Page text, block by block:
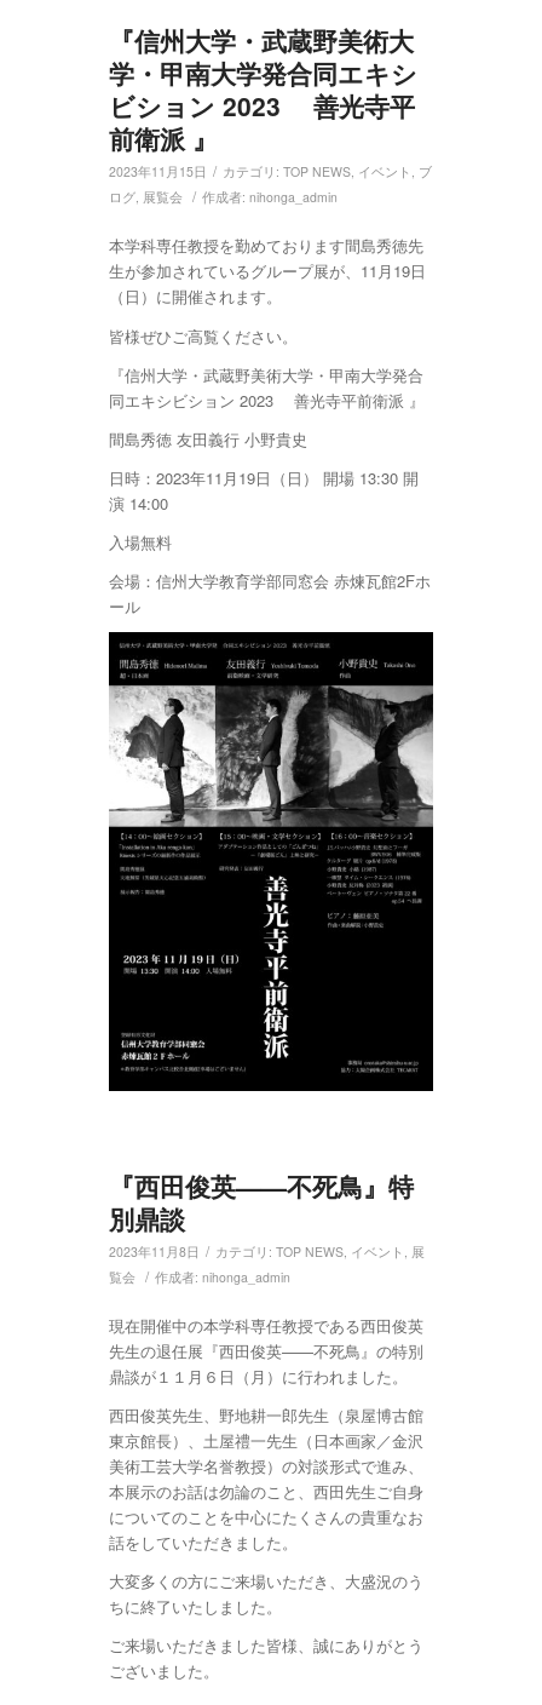
『信州大学・武蔵野美術大
学・甲南大学発合同エキシ
ビション 2023 善光寺平
前衛派 』
2023年11月15日 / カテゴリ: TOP NEWS, イベント , ブ
ログ, 展覧会 / 作成者: nihonga_admin
本学科専任教授を勤めております間島秀徳先
生が参加されているグループ展が、11月19日
（日）に開催されます。
皆様ぜひご高覧ください。
『信州大学・武蔵野美術大学・甲南大学発合
同エキシビション 2023 善光寺平前衛派 』
間島秀徳 友田義行 小野貴史
日時：2023年11月19日（日） 開場 13:30 開
演 14:00
入場無料
会場：信州大学教育学部同窓会 赤煉瓦館2Fホ
ール
『西田俊英——不死鳥』特
別鼎談
2023年11月8日 / カテゴリ: TOP NEWS イベント
展
覧会 / 作成者: nihonga_admin
現在開催中の本学科専任教授である西田俊英
先生の退任展『西田俊英——不死鳥』の特別
鼎談が１１月６日（月）に行われました。
西田俊英先生、野地耕一郎先生（泉屋博古館
東京館長）、土屋禮一先生（日本画家／金沢
美術工芸大学名誉教授）の対談形式で進み、
本展示のお話は勿論のこと、西田先生ご自身
についてのことを中心にたくさんの貴重なお
話をしていただきました。
大変多くの方にご来場いただき、大盛況のう
ちに終了いたしました。
ご来場いただきました皆様、誠にありがとう
ございました。